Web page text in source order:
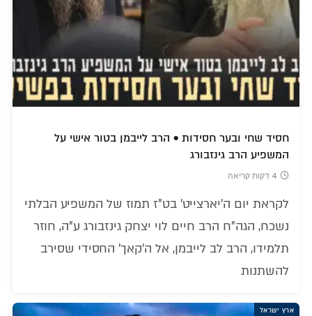
חסיד שחי ובער חסידות • הרב לייבמן בטור אישי על
המשפיע הרב גינזבורג
4 דקות קריאה
לקראת יום ה'יארצייט' בט"ז תמוז של המשפיע הבלתי
נשכח, הגה"ח הרב חיים לוי יצחק גינזבורג ע"ה, חוזר
תלמידו, הרב לב לייבמן, אל ה'קאך' החסידי שסירב
להשתנות
ארץ ישראל